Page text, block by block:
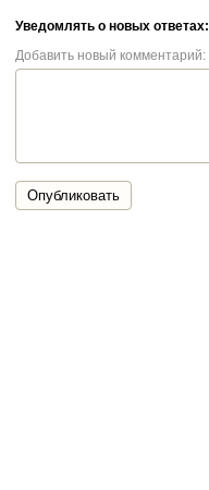
Уведомлять о новых ответах:
Добавить новый комментарий:
Опубликовать